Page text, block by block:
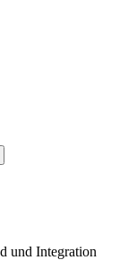
und Integration